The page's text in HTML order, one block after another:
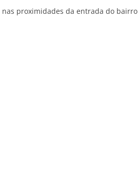
proximidades da entrada do bairro